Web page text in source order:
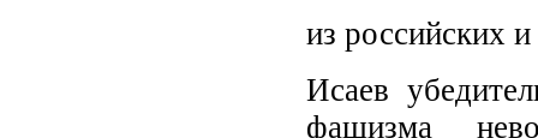
из российских
Исаев
фашизма